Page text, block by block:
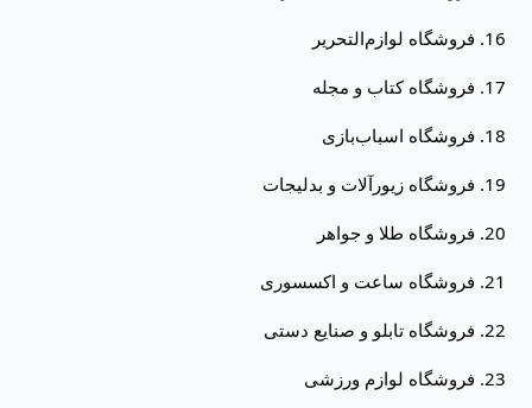
فروشگاه لوازم‌التحریر
فروشگاه کتاب و مجله
فروشگاه اسباب‌بازی
فروشگاه زیورآلات و بدلیجات
فروشگاه طلا و جواهر
فروشگاه ساعت و اکسسوری
فروشگاه تابلو و صنایع دستی
فروشگاه لوازم ورزشی